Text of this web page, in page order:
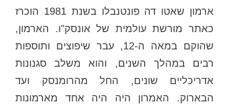
ארמון שאטו דה פונטנבלו בשנת 1981 הוכרז
כאתר מורשת עולמית של אונסק"ו. הארמון,
שהוקם במאה ה-12, עבר שיפוצים ותוספות
רבים במהלך השנים, והוא משלב סגנונות
אדריכליים שונים, החל מהרומנסק ועד
הבארוק. האמרון היה היה אחד מארמונות